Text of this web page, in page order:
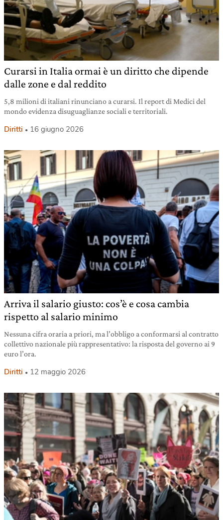
Curarsi in Italia ormai è un diritto che dipende
dalle zone e dal reddito
5,8 milioni di italiani rinunciano a curarsi. Il report di Medici del
mondo evidenza disuguaglianze sociali e territoriali.
Diritti 16 giugno 2026
Arriva il salario giusto: cos’è e cosa cambia
rispetto al salario minimo
Nessuna cifra oraria a priori, ma l’obbligo a conformarsi al contratto
collettivo nazionale più rappresentativo: la risposta del governo ai 9
euro l’ora.
Diritti 12 maggio 2026